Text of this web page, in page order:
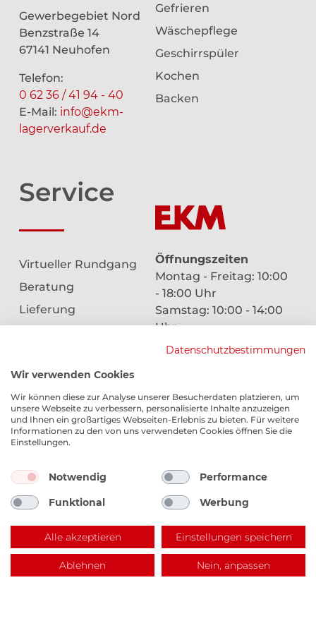
Gewerbegebiet Nord
Benzstraße 14
67141 Neuhofen
Telefon:
0 62 36 / 41 94 - 40
E-Mail: info@ekm-
lagerverkauf.de
Gefrieren
Wäschepflege
Geschirrspüler
Kochen
Backen
Service
Virtueller Rundgang
Beratung
Lieferung
Finanzierung
Öffnungszeiten
Montag - Freitag: 10:00
- 18:00 Uhr
Samstag: 10:00 - 14:00
Uhr
COPYRIGHT 2026 - EKM LAGERVERKAUF
DATENSCHUTZ| IMPRESSUM|
*TEILNAHMEBEDINGUNGEN
Datenschutzbestimmungen
Wir verwenden Cookies
Wir können diese zur Analyse unserer Besucherdaten platzieren, um
unsere Webseite zu verbessern, personalisierte Inhalte anzuzeigen
und Ihnen ein großartiges Webseiten-Erlebnis zu bieten. Für weitere
Informationen zu den von uns verwendeten Cookies öffnen Sie die
Einstellungen.
Notwendig Performance
Funktional Werbung
Alle akzeptieren Einstellungen speichern
Ablehnen Nein, anpassen